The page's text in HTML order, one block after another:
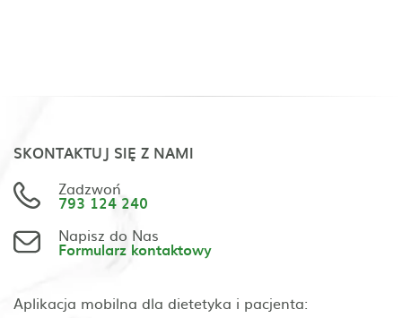
SKONTAKTUJ SIĘ Z NAMI
Zadzwoń
793 124 240
Napisz do Nas
Formularz kontaktowy
Aplikacja mobilna dla dietetyka i pacjenta: